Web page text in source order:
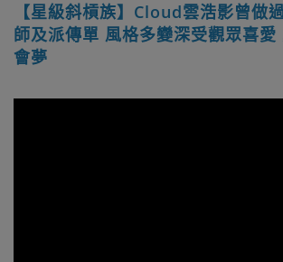
【星級斜槓族】Cloud雲浩影曾做
師及派傳單 風格多變深受觀眾喜愛
會夢